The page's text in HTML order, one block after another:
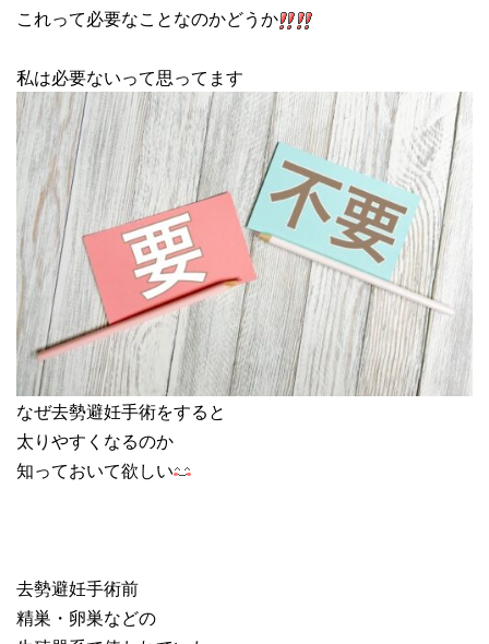
これって必要なことなのかどうか
私は必要ないって思ってます
なぜ去勢避妊手術をすると
太りやすくなるのか
知っておいて欲しい
去勢避妊手術前
精巣・卵巣などの